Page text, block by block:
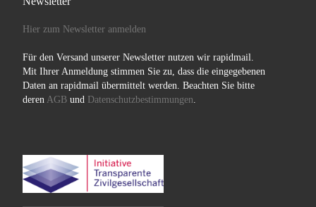
Hier zum Newsletter anmelden
Für den Versand unserer Newsletter nutzen wir rapidmail.
Mit Ihrer Anmeldung stimmen Sie zu, dass die eingegebenen
Daten an rapidmail übermittelt werden. Beachten Sie bitte
deren AGBund Datenschutzbestimmungen.